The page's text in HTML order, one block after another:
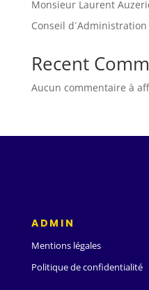
Monsieur Laurent
Conseil
Recent
Aucun commentaire à
ADMIN
Mentions légales
Politique de confidentialité